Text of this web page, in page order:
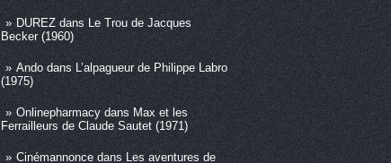
DUREZdans Le Trou de Jacques
Becker (1960)
Andodans L’alpagueur de Philippe Labro
(1975)
Onlinepharmacy dansMax et les
Ferrailleurs de Claude Sautet (1971)
Cinémannonce dansLes aventures de